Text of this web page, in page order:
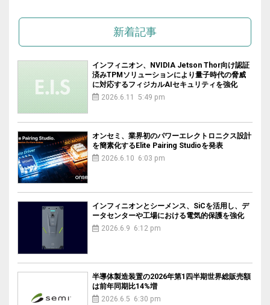
新着記事
インフィニオン、NVIDIA Jetson Thor向け認証
済みTPMソリューションにより量子時代の脅威
に対応するフィジカルAIセキュリティを強化
2026.6.11 5:49 pm
オンセミ、業界初のパワーエレクトロニクス設計
を簡素化するElite Pairing Studioを発表
2026.6.10 6:03 pm
インフィニオンとシーメンス、SiCを活用し、デ
ータセンターや工場における電気的保護を強化
2026.6.9 6:12 pm
半導体製造装置の2026年第1四半期世界総販売額
は前年同期比14%増
2026.6.5 6:30 pm